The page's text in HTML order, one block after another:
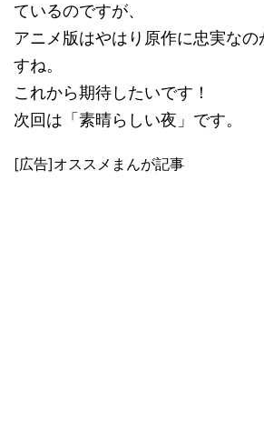
ているのですが、
アニメ版はやはり原作に忠実な
すね。
これから期待したいです！
次回は「素晴らしい夜」です。
[広告]オススメまんが記事